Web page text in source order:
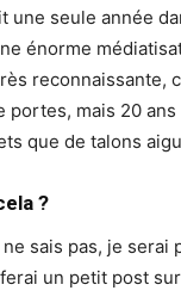
une seule année
énorme
reconnaissante,
mais 20 ans
que de talons
?
ne sais pas, je serai
un petit post